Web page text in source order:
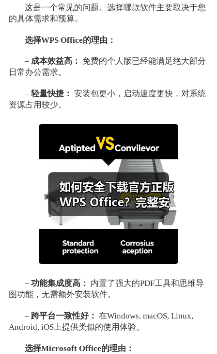
这是一个常见的问题。选择哪款软件主要取决于您
的具体需求和预算。
选择WPS Office的理由：
– 成本效益高： 免费的个人版已经能满足绝大部分
日常办公需求。
–轻量快捷： 安装包更小，启动速度更快，对系统
资源占用较少。
–功能集成度高： 内置了强大的PDF工具和思维导
图功能，无需额外安装软件。
– 跨平台一致性好： 在Windows, macOS, Linux,
Android, iOS上提供类似的使用体验。
选择Microsoft Office的理由：